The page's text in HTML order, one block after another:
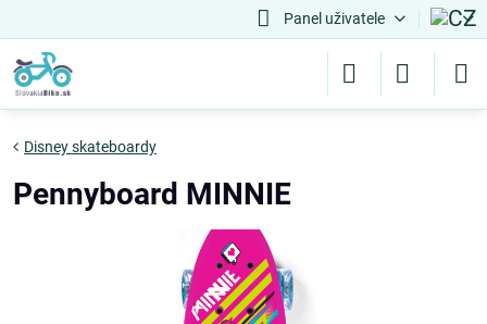
Panel uživatele
Disney skateboardy
Pennyboard MINNIE